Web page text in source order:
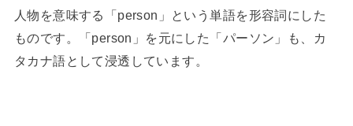
人物を意味する「person」という単語を形容詞にした
ものです。「person」を元にした「パーソン」も、カ
タカナ語として浸透しています。